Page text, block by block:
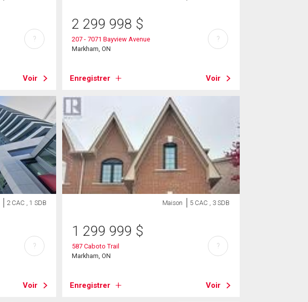
Voir
?
2 299 998 $
207 - 7071 Bayview Avenue
Markham, ON
Enregistrer Voir
?
2 CAC , 1 SDB
Voir
?
Maison 5 CAC , 3 SDB
1 299 999 $
587 Caboto Trail
Markham, ON
Enregistrer Voir
?